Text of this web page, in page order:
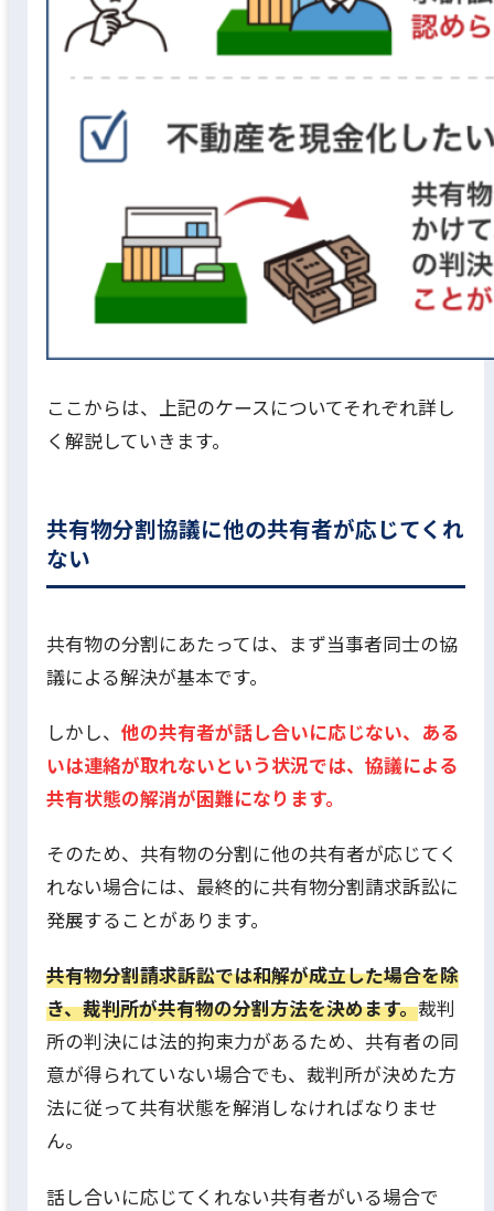
ここからは、上記のケースについてそれぞれ詳し
く解説していきます。
共有物分割協議に他の共有者が応じてくれ
ない
共有物の分割にあたっては、まず当事者同士の協
議による解決が基本です。
しかし、 他の共有者が話し合いに応じない、ある
いは連絡が取れないという状況では、協議による
共有状態の解消が困難になります。
そのため、共有物の分割に他の共有者が応じてく
れない場合には、最終的に共有物分割請求訴訟に
発展することがあります。
共有物分割請求訴訟では和解が成立した場合を除
き、裁判所が共有物の分割方法を決めます。裁判
所の判決には法的拘束力があるため、共有者の同
意が得られていない場合でも、裁判所が決めた方
法に従って共有状態を解消しなければなりませ
ん。
話し合いに応じてくれない共有者がいる場合で